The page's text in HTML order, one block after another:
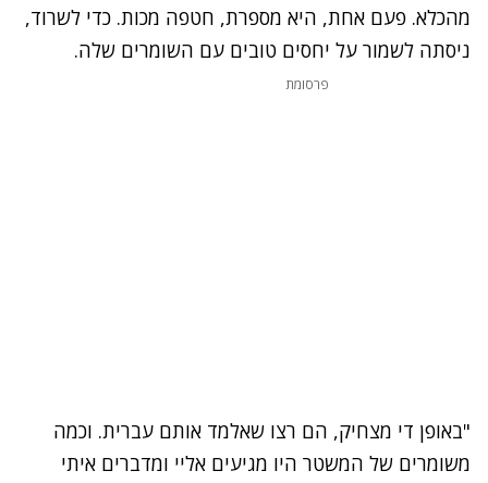
מהכלא. פעם אחת, היא מספרת, חטפה מכות. כדי לשרוד,
ניסתה לשמור על יחסים טובים עם השומרים שלה.
פרסומת
"באופן די מצחיק, הם רצו שאלמד אותם עברית. וכמה
משומרים של המשטר היו מגיעים אליי ומדברים איתי